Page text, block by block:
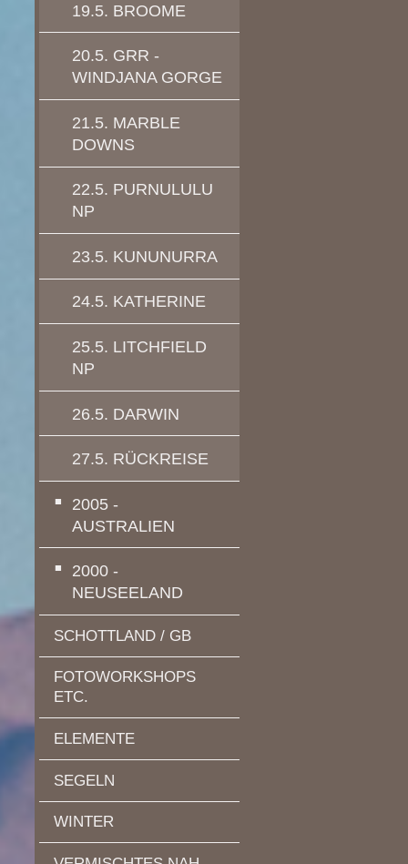
19.5. BROOME
20.5. GRR -
WINDJANA GORGE
21.5. MARBLE
DOWNS
22.5. PURNULULU
NP
23.5. KUNUNURRA
24.5. KATHERINE
25.5. LITCHFIELD
NP
26.5. DARWIN
27.5. RÜCKREISE
2005 -
AUSTRALIEN
2000 -
NEUSEELAND
SCHOTTLAND / GB
FOTOWORKSHOPS
ETC.
ELEMENTE
SEGELN
WINTER